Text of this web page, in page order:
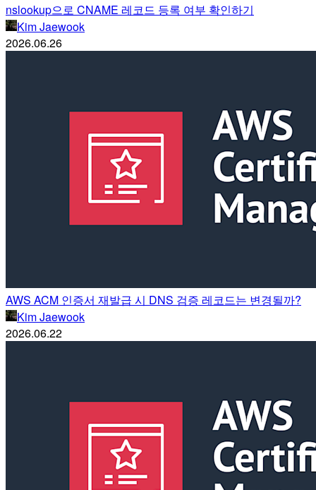
nslookup으로 CNAME 레코드 등록 여부 확인하기
Kim Jaewook
2026.06.26
AWS ACM 인증서 재발급 시 DNS 검증 레코드는 변경될까?
Kim Jaewook
2026.06.22